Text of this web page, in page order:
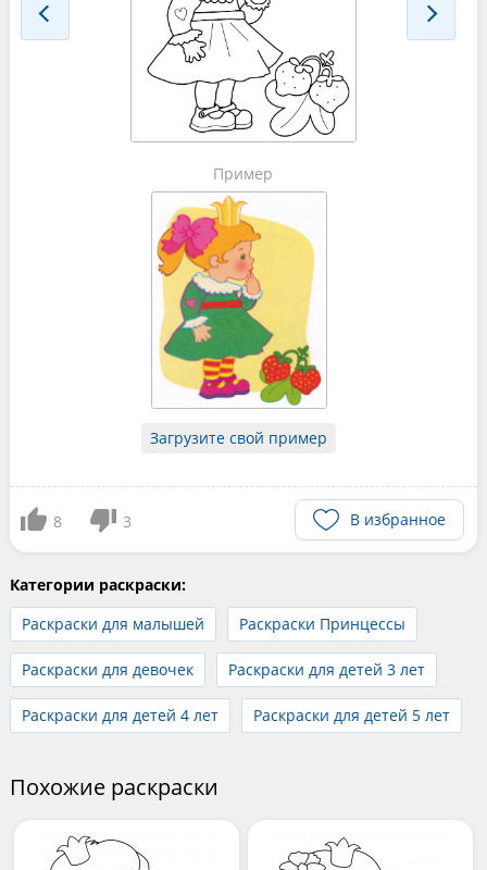
Пример
Загрузите свой пример
8 3 В избранное
Категории раскраски:
Раскраски для малышей
Раскраски Принцессы
Раскраски для девочек Раскраски для детей 3 лет
Раскраски для детей 4 лет Раскраски для детей 5 лет
Похожие раскраски